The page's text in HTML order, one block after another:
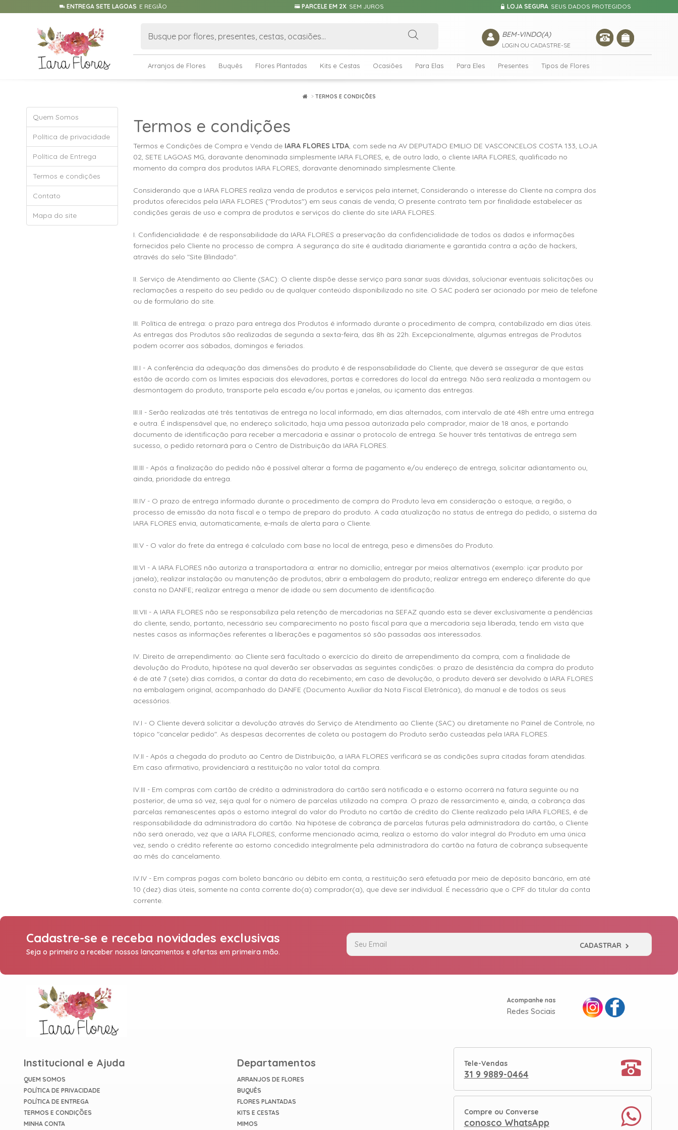
ENTREGA SETE LAGOAS E REGIÃO PARCELE EM 2X SEM JUROS LOJA SEGURA SEUS DADOS PROTEGIDOS
BEM-VINDO(A)
LOGIN OU CADASTRE-SE
Arranjos de Flores Buquês Flores Plantadas Kits e Cestas Ocasiões Para Elas Para Eles Presentes Tipos de Flores
TERMOS E CONDIÇÕES
Quem Somos
Política de privacidade
Política de Entrega
Termos e condições
Contato
Mapa do site
Termos e condições
Termos e Condições de Compra e Venda de IARA FLORES LTDA, com sede na AV DEPUTADO EMILIO DE VASCONCELOS COSTA 133, LOJA
02, SETE LAGOAS MG, doravante denominada simplesmente IARA FLORES, e, de outro lado, o cliente IARA FLORES, qualificado no
momento da compra dos produtos IARA FLORES, doravante denominado simplesmente Cliente.
Considerando que a IARA FLORES realiza venda de produtos e serviços pela internet; Considerando o interesse do Cliente na compra dos
produtos oferecidos pela IARA FLORES ("Produtos") em seus canais de venda; O presente contrato tem por finalidade estabelecer as
condições gerais de uso e compra de produtos e serviços do cliente do site IARA FLORES.
I. Confidencialidade: é de responsabilidade da IARA FLORES a preservação da confidencialidade de todos os dados e informações
fornecidos pelo Cliente no processo de compra. A segurança do site é auditada diariamente e garantida contra a ação de hackers,
através do selo "Site Blindado".
II. Serviço de Atendimento ao Cliente (SAC): O cliente dispõe desse serviço para sanar suas dúvidas, solucionar eventuais solicitações ou
reclamações a respeito do seu pedido ou de qualquer conteúdo disponibilizado no site. O SAC poderá ser acionado por meio de telefone
ou de formulário do site.
III. Política de entrega: o prazo para entrega dos Produtos é informado durante o procedimento de compra, contabilizado em dias úteis.
As entregas dos Produtos são realizadas de segunda a sexta-feira, das 8h às 22h. Excepcionalmente, algumas entregas de Produtos
podem ocorrer aos sábados, domingos e feriados.
III.I - A conferência da adequação das dimensões do produto é de responsabilidade do Cliente, que deverá se assegurar de que estas
estão de acordo com os limites espaciais dos elevadores, portas e corredores do local da entrega. Não será realizada a montagem ou
desmontagem do produto, transporte pela escada e/ou portas e janelas, ou içamento das entregas.
III.II - Serão realizadas até três tentativas de entrega no local informado, em dias alternados, com intervalo de até 48h entre uma entrega
e outra. É indispensável que, no endereço solicitado, haja uma pessoa autorizada pelo comprador, maior de 18 anos, e portando
documento de identificação para receber a mercadoria e assinar o protocolo de entrega. Se houver três tentativas de entrega sem
sucesso, o pedido retornará para o Centro de Distribuição da IARA FLORES.
III.III - Após a finalização do pedido não é possível alterar a forma de pagamento e/ou endereço de entrega, solicitar adiantamento ou,
ainda, prioridade da entrega.
III.IV - O prazo de entrega informado durante o procedimento de compra do Produto leva em consideração o estoque, a região, o
processo de emissão da nota fiscal e o tempo de preparo do produto. A cada atualização no status de entrega do pedido, o sistema da
IARA FLORES envia, automaticamente, e-mails de alerta para o Cliente.
III.V - O valor do frete da entrega é calculado com base no local de entrega, peso e dimensões do Produto.
III.VI - A IARA FLORES não autoriza a transportadora a: entrar no domicílio; entregar por meios alternativos (exemplo: içar produto por
janela); realizar instalação ou manutenção de produtos; abrir a embalagem do produto; realizar entrega em endereço diferente do que
consta no DANFE; realizar entrega a menor de idade ou sem documento de identificação.
III.VII - A IARA FLORES não se responsabiliza pela retenção de mercadorias na SEFAZ quando esta se dever exclusivamente a pendências
do cliente, sendo, portanto, necessário seu comparecimento no posto fiscal para que a mercadoria seja liberada, tendo em vista que
nestes casos as informações referentes a liberações e pagamentos só são passadas aos interessados.
IV. Direito de arrependimento: ao Cliente será facultado o exercício do direito de arrependimento da compra, com a finalidade de
devolução do Produto, hipótese na qual deverão ser observadas as seguintes condições: o prazo de desistência da compra do produto
é de até 7 (sete) dias corridos, a contar da data do recebimento; em caso de devolução, o produto deverá ser devolvido à IARA FLORES
na embalagem original, acompanhado do DANFE (Documento Auxiliar da Nota Fiscal Eletrônica), do manual e de todos os seus
acessórios.
IV.I - O Cliente deverá solicitar a devolução através do Serviço de Atendimento ao Cliente (SAC) ou diretamente no Painel de Controle, no
tópico "cancelar pedido". As despesas decorrentes de coleta ou postagem do Produto serão custeadas pela IARA FLORES.
IV.II - Após a chegada do produto ao Centro de Distribuição, a IARA FLORES verificará se as condições supra citadas foram atendidas.
Em caso afirmativo, providenciará a restituição no valor total da compra.
IV.III - Em compras com cartão de crédito a administradora do cartão será notificada e o estorno ocorrerá na fatura seguinte ou na
posterior, de uma só vez, seja qual for o número de parcelas utilizado na compra. O prazo de ressarcimento e, ainda, a cobrança das
parcelas remanescentes após o estorno integral do valor do Produto no cartão de crédito do Cliente realizado pela IARA FLORES, é de
responsabilidade da administradora do cartão. Na hipótese de cobrança de parcelas futuras pela administradora do cartão, o Cliente
não será onerado, vez que a IARA FLORES, conforme mencionado acima, realiza o estorno do valor integral do Produto em uma única
vez, sendo o crédito referente ao estorno concedido integralmente pela administradora do cartão na fatura de cobrança subsequente
ao mês do cancelamento.
IV.IV - Em compras pagas com boleto bancário ou débito em conta, a restituição será efetuada por meio de depósito bancário, em até
10 (dez) dias úteis, somente na conta corrente do(a) comprador(a), que deve ser individual. É necessário que o CPF do titular da conta
corrente.
Cadastre-se e receba novidades exclusivas
Seja o primeiro a receber nossos lançamentos e ofertas em primeira mão.
CADASTRAR
Acompanhe nas
Redes Sociais
Institucional e Ajuda
QUEM SOMOS
POLÍTICA DE PRIVACIDADE
POLÍTICA DE ENTREGA
TERMOS E CONDIÇÕES
MINHA CONTA
Departamentos
ARRANJOS DE FLORES
BUQUÊS
FLORES PLANTADAS
KITS E CESTAS
MIMOS
Tele-Vendas
31 9 9889-0464
Compre ou Converse
conosco WhatsApp